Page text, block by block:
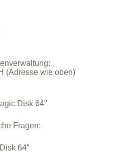
(ub)
(fb)
(sg)
(Adresse wie oben)
GmbH
Disk 64"
GmbH
Disk 64"